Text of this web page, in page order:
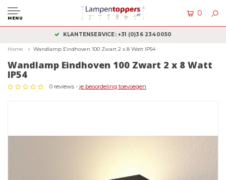
MENU
0
KLANTENSERVICE: +31 (0)36 2340050
Home Wandlamp Eindhoven 100 Zwart 2 x 8 Watt IP54
Wandlamp Eindhoven 100 Zwart 2 x 8 Watt
IP54
0 reviews - je beoordeling toevoegen